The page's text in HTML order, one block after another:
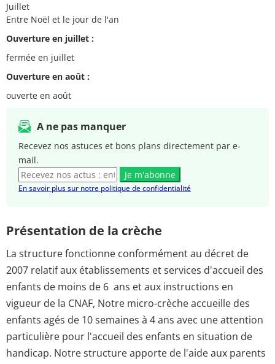
Juillet
Entre Noël et le jour de l'an
Ouverture en juillet :
fermée en juillet
Ouverture en août :
ouverte en août
A ne pas manquer
Recevez nos astuces et bons plans directement par e-
mail.
Je m'abonne
En savoir plus sur notre politique de confidentialité
Présentation de la crèche
La structure fonctionne conformément au décret de
2007 relatif aux établissements et services d'accueil des
enfants de moins de 6 ans et aux instructions en
vigueur de la CNAF, Notre micro-crèche accueille des
enfants agés de 10 semaines à 4 ans avec une attention
particulière pour l'accueil des enfants en situation de
handicap. Notre structure apporte de l'aide aux parents